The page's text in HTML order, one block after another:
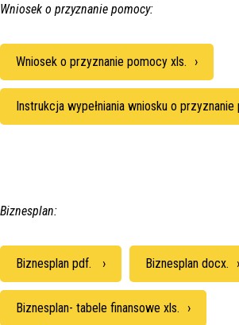
Wniosek o przyznanie pomocy:
Wniosek o przyznanie pomocy xls.
Instrukcja wypełniania wniosku o
Biznesplan:
Biznesplan pdf. Biznesplan docx.
Biznesplan- tabele finansowe xls.